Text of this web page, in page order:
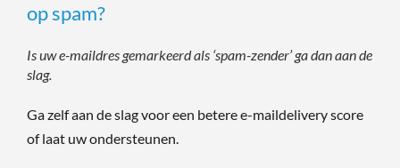
op spam?
Is uw e-maildres gemarkeerd als ‘spam-zender’ ga dan aan de
slag.
Ga zelf aan de slag voor een betere e-maildelivery score
of laat uw ondersteunen.